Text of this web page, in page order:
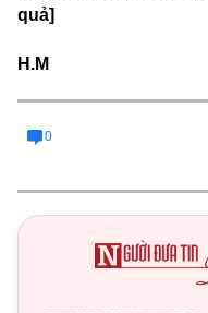
quả]
H.M
0